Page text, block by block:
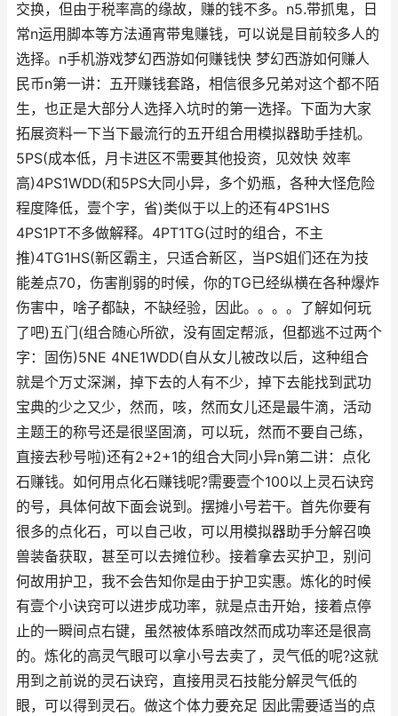
交换，但由于税率高的缘故，赚的钱不多。n5.带抓鬼，日
常n运用脚本等方法通宵带鬼赚钱，可以说是目前较多人的
选择。n手机游戏梦幻西游如何赚钱快 梦幻西游如何赚人
民币n第一讲：五开赚钱套路，相信很多兄弟对这个都不陌
生，也正是大部分人选择入坑时的第一选择。下面为大家
拓展资料一下当下最流行的五开组合用模拟器助手挂机。
5PS(成本低，月卡进区不需要其他投资，见效快 效率
高)4PS1WDD(和5PS大同小异，多个奶瓶，各种大怪危险
程度降低，壹个字，省)类似于以上的还有4PS1HS
4PS1PT不多做解释。4PT1TG(过时的组合，不主
推)4TG1HS(新区霸主，只适合新区，当PS姐们还在为技
能差点70，伤害削弱的时候，你的TG已经纵横在各种爆炸
伤害中，啥子都缺，不缺经验，因此。。。。了解如何玩
了吧)五门(组合随心所欲，没有固定帮派，但都逃不过两个
字：固伤)5NE 4NE1WDD(自从女儿被改以后，这种组合
就是个万丈深渊，掉下去的人有不少，掉下去能找到武功
宝典的少之又少，然而，咳，然而女儿还是最牛滴，活动
主题王的称号还是很坚固滴，可以玩，然而不要自己练，
直接去秒号啦)还有2+2+1的组合大同小异n第二讲：点化
石赚钱。如何用点化石赚钱呢?需要壹个100以上灵石诀窍
的号，具体何故下面会说到。摆摊小号若干。首先你要有
很多的点化石，可以自己收，可以用模拟器助手分解召唤
兽装备获取，甚至可以去摊位秒。接着拿去买护卫，别问
何故用护卫，我不会告知你是由于护卫实惠。炼化的时候
有壹个小诀窍可以进步成功率，就是点击开始，接着点停
止的一瞬间点右键，虽然被体系暗改然而成功率还是很高
的。炼化的高灵气眼可以拿小号去卖了，灵气低的呢?这就
用到之前说的灵石诀窍，直接用灵石技能分解灵气低的
眼，可以得到灵石。做这个体力要充足 因此需要适当的点